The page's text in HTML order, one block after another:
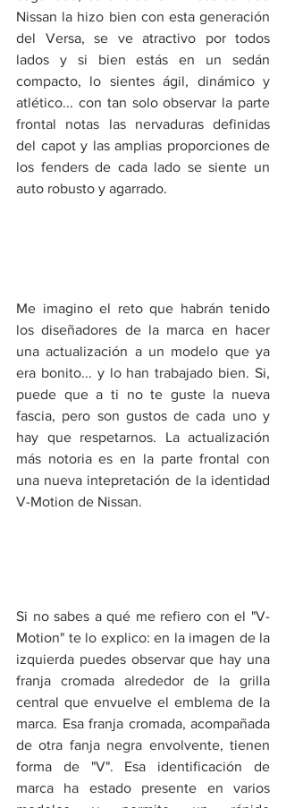
Nissan la hizo bien con esta generación
del Versa, se ve atractivo por todos
lados y si bien estás en un sedán
compacto, lo sientes ágil, dinámico y
atlético... con tan solo observar la parte
frontal notas las nervaduras definidas
del capot y las amplias proporciones de
los fenders de cada lado se siente un
auto robusto y agarrado.
Me imagino el reto que habrán tenido
los diseñadores de la marca en hacer
una actualización a un modelo que ya
era bonito... y lo han trabajado bien. Si,
puede que a ti no te guste la nueva
fascia, pero son gustos de cada uno y
hay que respetarnos. La actualización
más notoria es en la parte frontal con
una nueva intepretación de la identidad
V-Motion de Nissan.
Si no sabes a qué me refiero con el "V-
Motion" te lo explico: en la imagen de la
izquierda puedes observar que hay una
franja cromada alrededor de la grilla
central que envuelve el emblema de la
marca. Esa franja cromada, acompañada
de otra fanja negra envolvente, tienen
forma de "V". Esa identificación de
marca ha estado presente en varios